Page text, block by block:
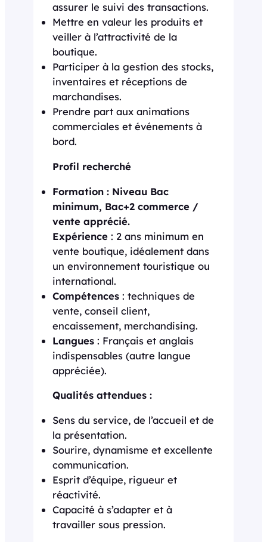
assurer le suivi des transactions.
Mettre en valeur les produits et
veiller à l’attractivité de la
boutique.
Participer à la gestion des stocks,
inventaires et réceptions de
marchandises.
Prendre part aux animations
commerciales et événements à
bord.
Profil recherché
Formation : Niveau Bac
minimum, Bac+2 commerce /
vente apprécié.
Expérience : 2 ans minimum en
vente boutique, idéalement dans
un environnement touristique ou
international.
Compétences : techniques de
vente, conseil client,
encaissement, merchandising.
Langues : Français et anglais
indispensables (autre langue
appréciée).
Qualités attendues :
Sens du service, de l’accueil et de
la présentation.
Sourire, dynamisme et excellente
communication.
Esprit d’équipe, rigueur et
réactivité.
Capacité à s’adapter et à
travailler sous pression.